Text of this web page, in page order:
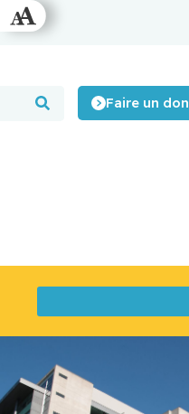
Faire un don